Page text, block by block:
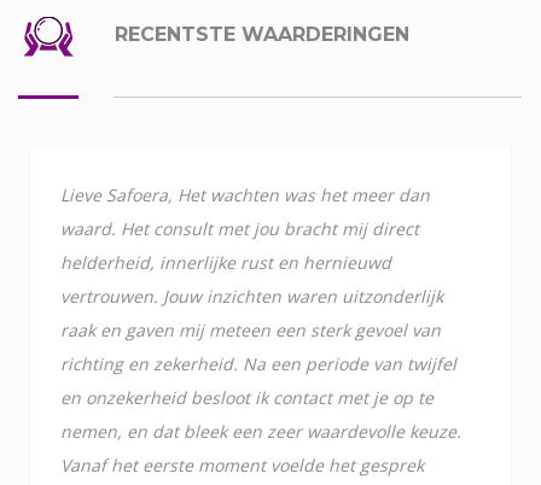
RECENTSTE WAARDERINGEN
Lieve Safoera, Het wachten was het meer dan
waard. Het consult met jou bracht mij direct
helderheid, innerlijke rust en hernieuwd
vertrouwen. Jouw inzichten waren uitzonderlijk
raak en gaven mij meteen een sterk gevoel van
richting en zekerheid. Na een periode van twijfel
en onzekerheid besloot ik contact met je op te
nemen, en dat bleek een zeer waardevolle keuze.
Vanaf het eerste moment voelde het gesprek